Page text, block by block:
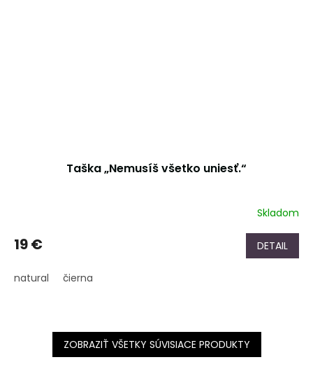
Taška „Nemusíš všetko uniesť.“
Skladom
19 € DETAIL
natural čierna
ZOBRAZIŤ VŠETKY SÚVISIACE PRODUKTY